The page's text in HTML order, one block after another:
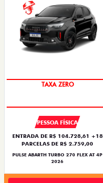
SAIA DE FIAT 0KM
PESSOA FÍSICA
ENTRADA DE R$ 104.728,61 +18
PARCELAS DE R$ 2.759,00
PULSE ABARTH TURBO 270 FLEX AT 4P
2026